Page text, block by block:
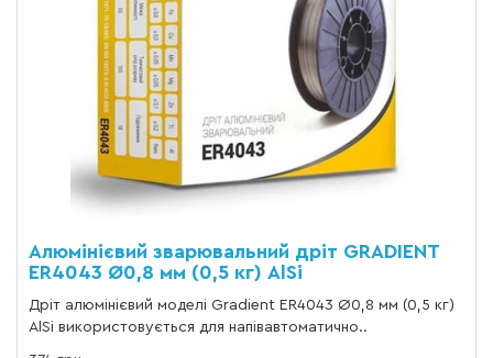
Алюмінієвий зварювальний дріт GRADIENT
ER4043 Ø0,8 мм (0,5 кг) AlSi
Дріт алюмінієвий моделі Gradient ER4043 Ø0,8 мм (0,5 кг)
AlSi використовується для напівавтоматично..